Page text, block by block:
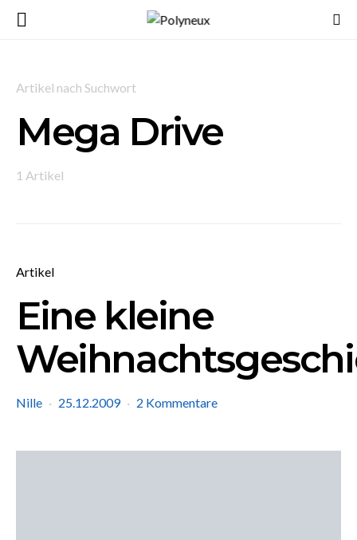
Artikel nach Suchwort
Mega Drive
1 Artikel
Artikel
Eine kleine
Nille 25.12.2009 2 Kommentare